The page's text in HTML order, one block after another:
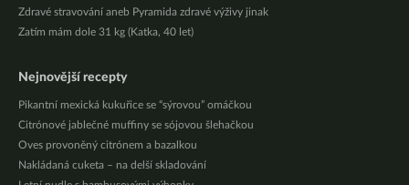
Zdravé stravování aneb Pyramida zdravé výživy jinak
Zatím mám dole 31 kg (Katka, 40 let)
Nejnovější recepty
Pikantní mexická kukuřice se “sýrovou” omáčkou
Citrónové jablečné muffiny se sójovou šlehačkou
Oves provoněný citrónem a bazalkou
Nakládaná cuketa – na delší skladování